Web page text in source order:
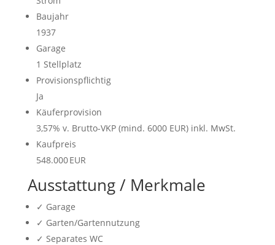
Baujahr
1937
Garage
1 Stellplatz
Provisionspflichtig
Ja
Käufer­provision
3,57% v. Brutto-VKP (mind. 6000 EUR) inkl. MwSt.
Kaufpreis
548.000 EUR
Ausstattung / Merkmale
✓ Garage
✓ Garten/Gartennutzung
✓ Separates WC